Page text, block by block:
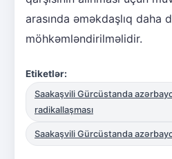
arasında əməkdaşlıq daha
möhkəmləndirilməlidir.
Etiketlər:
Saakaşvili Gürcüstanda
radikallaşması
Saakaşvili Gürcüstanda